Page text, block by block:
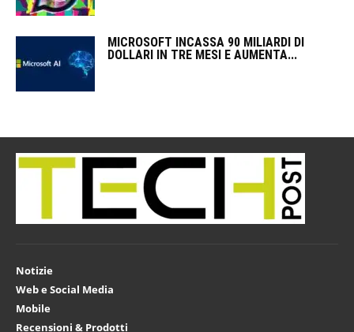
MICROSOFT INCASSA 90 MILIARDI DI
DOLLARI IN TRE MESI E AUMENTA...
Notizie
Web e Social Media
Mobile
Recensioni & Prodotti